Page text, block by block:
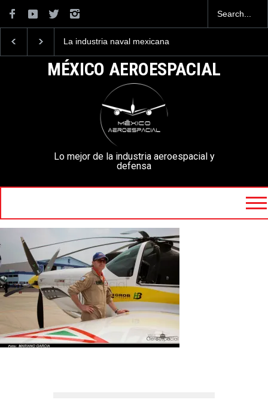
La industria naval mexicana
la Armada de México
mexicanos cuesta 2.9
millones de dólares
MÉXICO AEROESPACIAL
Lo mejor de la industria aeroespacial y
defensa